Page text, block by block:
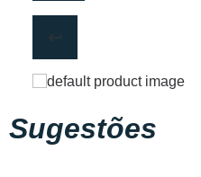
Sugestões